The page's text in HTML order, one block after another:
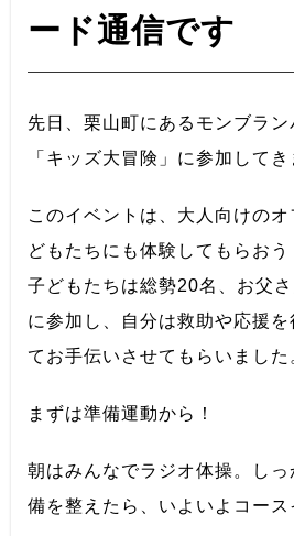
ード通信です
先日、栗山町にあるモンブラ
「キッズ大冒険」に参加してき
このイベントは、大人向けの
どもたちにも体験してもらおう
子どもたちは総勢20名、お父
に参加し、自分は救助や応援
てお手伝いさせてもらいました
まずは準備運動から！
朝はみんなでラジオ体操。し
備を整えたら、いよいよコース